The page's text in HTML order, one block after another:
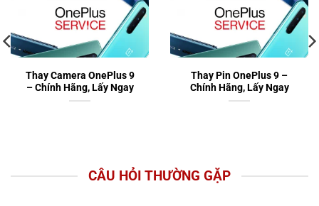
Thay Camera OnePlus 9
– Chính Hãng, Lấy Ngay
Thay Pin OnePlus 9 –
Chính Hãng, Lấy Ngay
CÂU HỎI THƯỜNG GẶP